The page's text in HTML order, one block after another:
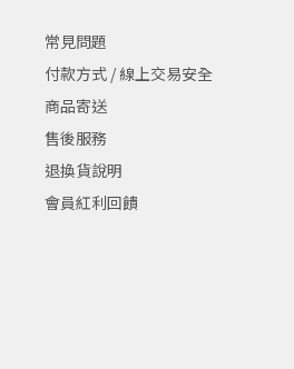
常見問題
付款方式 / 線上交易安全
商品寄送
售後服務
退換貨說明
會員紅利回饋